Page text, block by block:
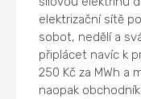
elektrizační sítě
sobot, nedělí a
připlácet navíc k
250 Kč za MWh a
naopak